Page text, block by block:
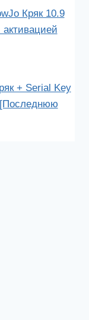
Кряк 10.9
+ Serial Key
[Последнюю